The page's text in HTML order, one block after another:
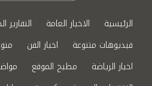
الرئيسية الاخبار العامة التقارير
فيديوهات متنوعة
اخبار الفن
اخبار الرياضة
مطبخ الموقع